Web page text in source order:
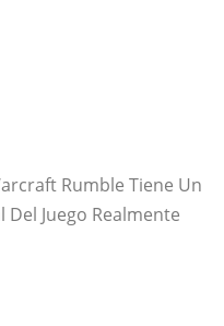
Rumble Tiene Un
Juego Realmente